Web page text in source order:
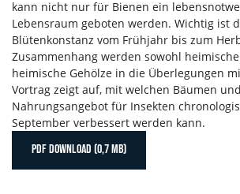
kann nicht nur für Bienen ein
Lebensraum geboten werden. Wichtig ist
Blütenkonstanz vom Frühjahr bis zum
Zusammenhang werden sowohl
heimische Gehölze in die Überlegungen
Vortrag zeigt auf, mit welchen Bäumen
Nahrungsangebot für Insekten
September verbessert werden kann.
PDF DOWNLOAD (0,7 MB)